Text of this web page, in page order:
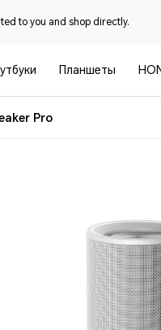
to you and shop directly.
Планшеты
Pro